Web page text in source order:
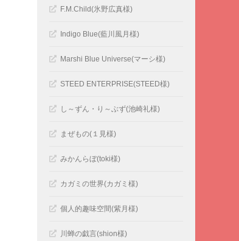
F.M.Child(氷野広真様)
Indigo Blue(藍川風月様)
Marshi Blue Universe(マーシ様)
STEED ENTERPRISE(STEED様)
し～ずん・り～ぶず(池崎礼様)
まぜもの(１見様)
みかんらぼ(toki様)
カガミの世界(カガミ様)
個人的趣味空間(紫月様)
川蝉の戯言(shion様)